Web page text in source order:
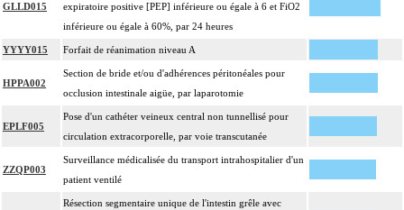
GLLD015
expiratoire positive [PEP] inférieure ou égale à 6 et FiO2
inférieure ou égale à 60%, par 24 heures
YYYY015 Forfait de réanimation niveau A
HPPA002
Section de bride et/ou d'adhérences péritonéales pour
occlusion intestinale aigüe, par laparotomie
EPLF005
Pose d'un cathéter veineux central non tunnellisé pour
circulation extracorporelle, par voie transcutanée
ZZQP003
Surveillance médicalisée du transport intrahospitalier d'un
patient ventilé
Résection segmentaire unique de l'intestin grêle avec